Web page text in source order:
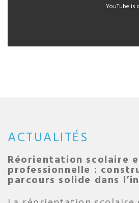
YouTube is
ACTUALITÉS
Réorientation scolaire
professionnelle :
parcours solide dans